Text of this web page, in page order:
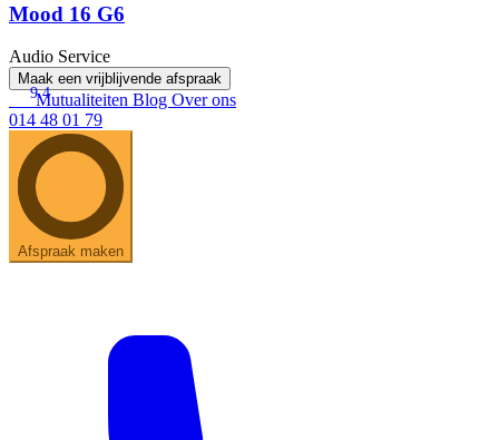
Mood 16 G6
Audio Service
Maak een vrijblijvende afspraak
9.4
Mutualiteiten Blog Over ons
014 48 01 79
Afspraak maken